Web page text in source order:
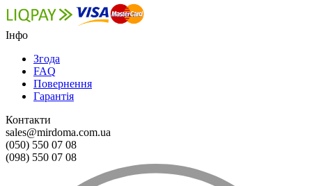
Інфо
Згода
FAQ
Повернення
Гарантія
Контакти
sales@mirdoma.com.ua
(050) 550 07 08
(098) 550 07 08